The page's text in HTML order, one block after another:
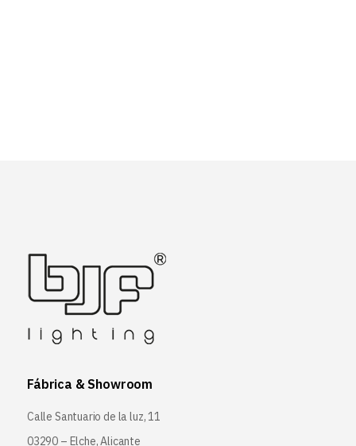
Fábrica & Showroom
Calle Santuario de la luz, 11
03290 – Elche, Alicante